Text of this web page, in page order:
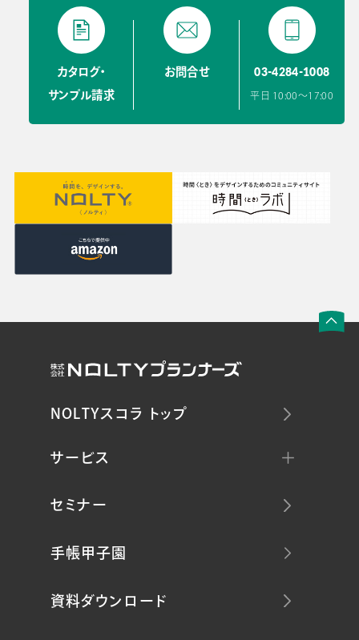
カタログ・
サンプル請求
お問合せ 03-4284-1008
平日 10:00〜17:00
NOLTYスコラ トップ
サービス
セミナー
手帳甲子園
資料ダウンロード